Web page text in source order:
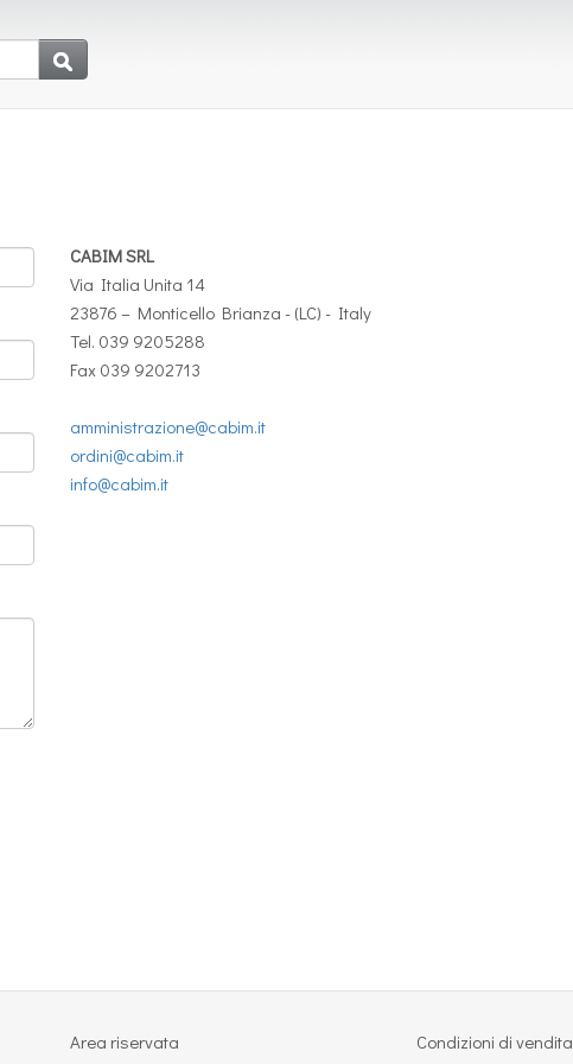
CABIM SRL
Via Italia Unita 14
23876 – Monticello Brianza - (LC) - Italy
Tel. 039 9205288
Fax 039 9202713
amministrazione@cabim.it
ordini@cabim.it
info@cabim.it
Area riservata
Condizioni di vendita